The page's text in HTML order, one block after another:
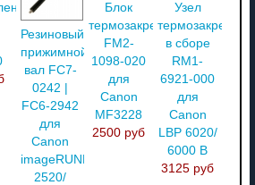
Резиновый
прижимной
вал FC7-
0242 |
FC6-2942
для
Canon
imageRUNNER
2520/
Блок
термозакрепления
FM2-
1098-020
для
Canon
MF3228
2500 руб
Узел
в сборе
RM1-
6921-000
для
Canon
LBP 6020/
6000 В
3125 руб